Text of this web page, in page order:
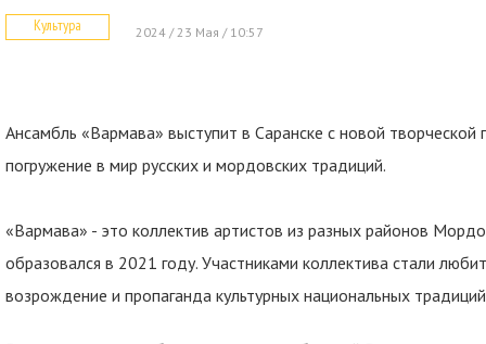
Культура 2024 / 23 Мая / 10:57
Ансамбль «Вармава» выступит в Саранске с новой
погружение в мир русских и мордовских традиций.
«Вармава» - это коллектив артистов из разных районов
образовался в 2021 году. Участниками коллектива стали
возрождение и пропаганда культурных национальных